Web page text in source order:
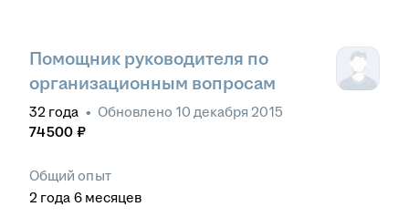
Помощник руководителя по
организационным вопросам
32 года • Обновлено 10 декабря 2015
74 500 ₽
Общий опыт
2 года 6 месяцев